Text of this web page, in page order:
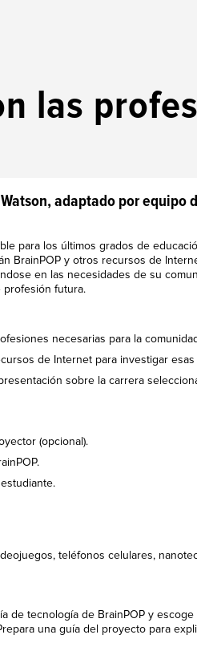
las
adaptado por equipo
para los últimos grados de
BrainPOP y otros recursos de
en las necesidades de su
profesión futura.
necesarias para la
de Internet para investigar
sobre la carrera
(opcional).
teléfonos celulares,
de tecnología de BrainPOP y
una guía del proyecto para